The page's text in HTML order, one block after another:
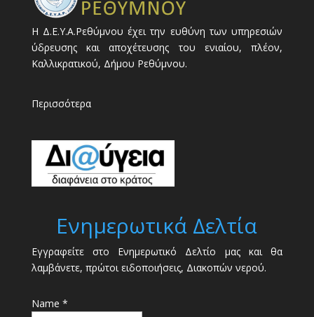
Η Δ.Ε.Υ.Α.Ρεθύμνου έχει την ευθύνη των υπηρεσιών
ύδρευσης και αποχέτευσης του ενιαίου, πλέον,
Καλλικρατικού, Δήμου Ρεθύμνου.
Περισσότερα
Ενημερωτικά Δελτία
Εγγραφείτε στο Ενημερωτικό Δελτίο μας και θα
λαμβάνετε, πρώτοι ειδοποιήσεις, Διακοπών νερού.
Name *